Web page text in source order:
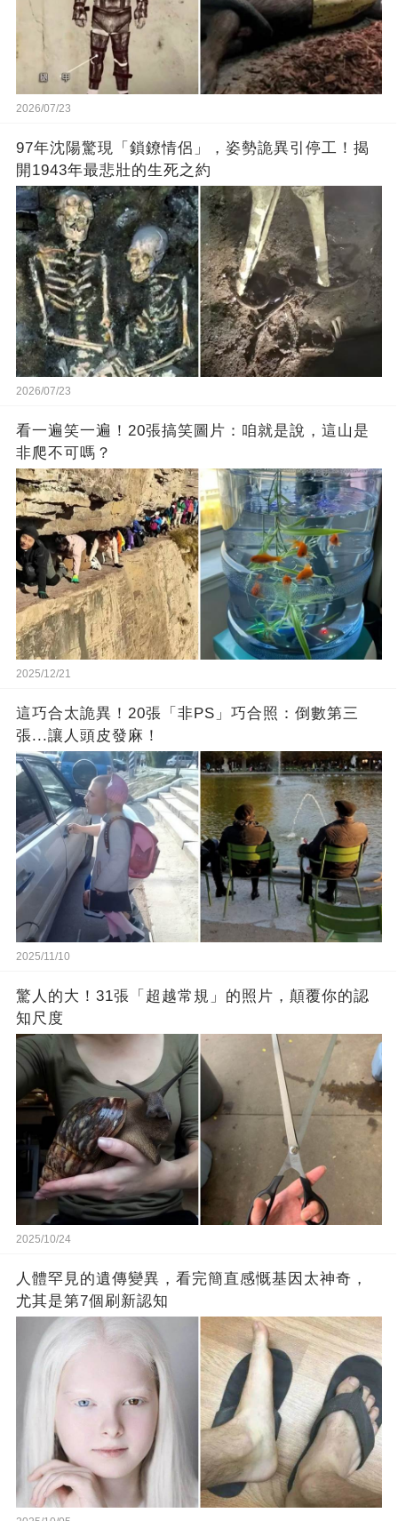
2026/07/23
97年沈陽驚現「鎖鐐情侶」，姿勢詭異引停工！揭
開1943年最悲壯的生死之約
2026/07/23
看一遍笑一遍！20張搞笑圖片：咱就是說，這山是
非爬不可嗎？
2025/12/21
這巧合太詭異！20張「非PS」巧合照：倒數第三
張...讓人頭皮發麻！
2025/11/10
驚人的大！31張「超越常規」的照片，顛覆你的認
知尺度
2025/10/24
人體罕見的遺傳變異，看完簡直感慨基因太神奇，
尤其是第7個刷新認知